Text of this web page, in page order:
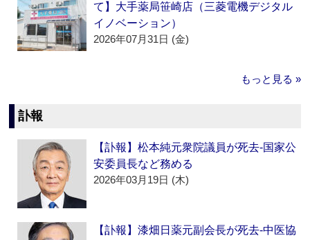
て】大手薬局笹崎店（三菱電機デジタル
イノベーション）
2026年07月31日 (金)
もっと見る »
訃報
【訃報】松本純元衆院議員が死去‐国家公
安委員長など務める
2026年03月19日 (木)
【訃報】漆畑日薬元副会長が死去‐中医協